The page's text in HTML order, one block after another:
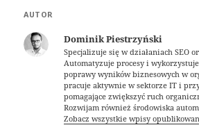
AUTOR
Dominik Piestrzyński
Specjalizuje się w działaniach SEO
Automatyzuje procesy i
poprawy wyników biznesowych w
pracuje aktywnie w sektorze IT i
pomagające zwiększyć ruch
Rozwijam również środowiska
Zobacz wszystkie wpisy